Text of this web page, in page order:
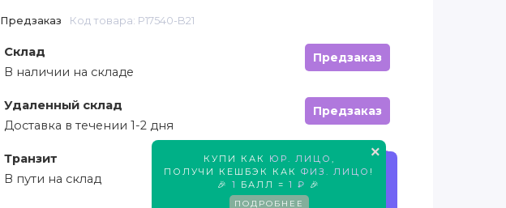
×
КУПИ КАК ЮР. ЛИЦО
ПОЛУЧИ КЕШБЭК КАК ФИЗ. ЛИЦО !
🎉 1 БАЛЛ = 1 ₽ 🎉
ПОДРОБНЕЕ
Предзаказ Код товара: P17540-B21
Склад
Предзаказ
В наличии на складе
Удаленный склад
Предзаказ
Доставка в течении 1-2 дня
Транзит
Предзаказ
В пути на склад